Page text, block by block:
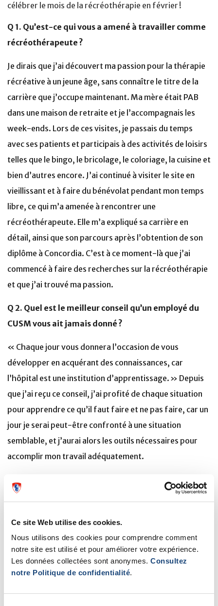
Ce site Web utilise des cookies.
Nous utilisons des cookies pour comprendre comment
notre site est utilisé et pour améliorer votre expérience.
Les données collectées sont anonymes. Consultez
notre Politique de confidentialité.
célébrer le mois de la récréothérapie en février !
Q 1. Qu’est-ce qui vous a amené à travailler comme
récréothérapeute ?
Je dirais que j’ai découvert ma passion pour la thérapie
récréative à un jeune âge, sans connaître le titre de la
carrière que j’occupe maintenant. Ma mère était PAB
dans une maison de retraite et je l’accompagnais les
week-ends. Lors de ces visites, je passais du temps
avec ses patients et participais à des activités de loisirs
telles que le bingo, le bricolage, le coloriage, la cuisine et
bien d’autres encore. J’ai continué à visiter le site en
vieillissant et à faire du bénévolat pendant mon temps
libre, ce qui m’a amenée à rencontrer une
récréothérapeute. Elle m’a expliqué sa carrière en
détail, ainsi que son parcours après l’obtention de son
diplôme à Concordia. C’est à ce moment-là que j’ai
commencé à faire des recherches sur la récréothérapie
et que j’ai trouvé ma passion.
Q 2. Quel est le meilleur conseil qu’un employé du
CUSM vous ait jamais donné ?
« Chaque jour vous donnera l’occasion de vous
développer en acquérant des connaissances, car
l’hôpital est une institution d’apprentissage. » Depuis
que j’ai reçu ce conseil, j’ai profité de chaque situation
pour apprendre ce qu’il faut faire et ne pas faire, car un
jour je serai peut-être confronté à une situation
semblable, et j’aurai alors les outils nécessaires pour
accomplir mon travail adéquatement.
Q 3 : Parlez-nous de la collaboration avec vos
collègues.
Mes collègues sont un facteur déterminant du plaisir
que j’éprouve à travailler. Je crois que le fait d’évoluer
dans un environnement positif avec des gens qui
partagent la même vision produit des résultats positifs
soutiennent le déploiement du programme de